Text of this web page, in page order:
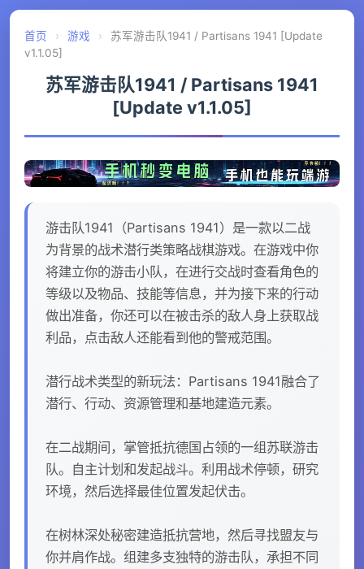
首页 › 游戏 ›
苏军游击队1941 / Partisans 1941 [Update
v1.1.05]
苏军游击队1941 / Partisans 1941
[Update v1.1.05]
游击队1941（Partisans 1941）是一款以二战
为背景的战术潜行类策略战棋游戏。在游戏中你
将建立你的游击小队，在进行交战时查看角色的
等级以及物品、技能等信息，并为接下来的行动
做出准备，你还可以在被击杀的敌人身上获取战
利品，点击敌人还能看到他的警戒范围。
潜行战术类型的新玩法：Partisans 1941融合了
潜行、行动、资源管理和基地建造元素。
在二战期间，掌管抵抗德国占领的一组苏联游击
队。自主计划和发起战斗。利用战术停顿，研究
环境，然后选择最佳位置发起伏击。
在树林深处秘密建造抵抗营地，然后寻找盟友与
你并肩作战。组建多支独特的游击队，承担不同